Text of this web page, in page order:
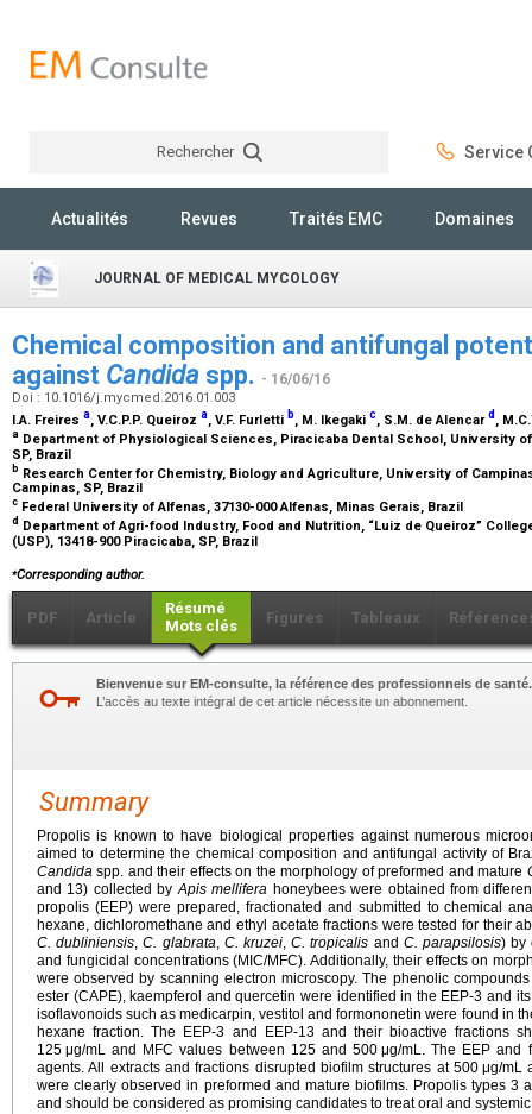
Rechercher Service
Actualités Revues Traités EMC Domaines
JOURNAL OF MEDICAL MYCOLOGY
Chemical composition and antifungal
against Candida spp. - 16/06/16
Doi : 10.1016/j.mycmed.2016.01.003
I.A. Freires a, V.C.P.P. Queiroz a, V.F. Furletti b, M. Ikegaki c, S.M. de Alencard ,
a Department of Physiological Sciences, Piracicaba Dental School, University of
SP, Brazil
b Research Center for Chemistry, Biology and Agriculture, University of
Campinas, SP, Brazil
c Federal University of Alfenas, 37130-000 Alfenas, Minas Gerais, Brazil
d Department of Agri-food Industry, Food and Nutrition, “Luiz de Queiroz”
(USP), 13418-900 Piracicaba, SP, Brazil
⁎Corresponding author.
PDF Article
Résumé
Mots clés
Figures Tableaux
Bienvenue sur EM-consulte, la référence des professionnels de santé.
L’accès au texte intégral de cet article nécessite un abonnement.
Summary
Propolis is known to have biological properties against numerous
aimed to determine the chemical composition and antifungal activity of
Candida spp. and their effects on the morphology of preformed and mature
and 13) collected byApis mellifera honeybees were obtained from
propolis (EEP) were prepared, fractionated and submitted to chemical
hexane, dichloromethane and ethyl acetate fractions were tested for their
C. dubliniensis,C. glabrata, C. kruzei,C. tropicalis and C. parapsilosis) by
and fungicidal concentrations (MIC/MFC). Additionally, their effects on
were observed by scanning electron microscopy. The phenolic
ester (CAPE), kaempferol and quercetin were identified in the EEP-3 and
isoflavonoids such as medicarpin, vestitol and formononetin were found in
hexane fraction. The EEP-3 and EEP-13 and their bioactive fractions
125 μg/mL and MFC values between 125 and 500 μg/mL. The EEP and
agents. All extracts and fractions disrupted biofilm structures at 500 μg/mL
were clearly observed in preformed and mature biofilms. Propolis types 3
and should be considered as promising candidates to treat oral and